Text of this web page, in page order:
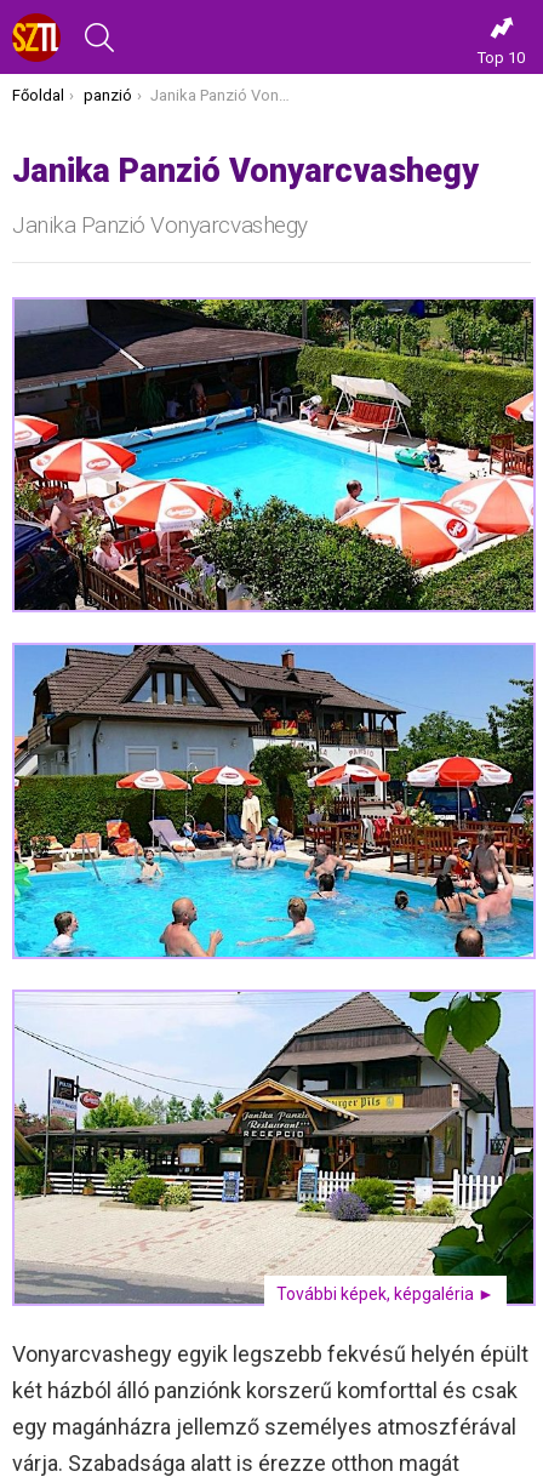
Top 10
Itt vagy most:
Főoldal panzió Janika Panzió Vonyarcvashegy
Janika Panzió Vonyarcvashegy
Janika Panzió Vonyarcvashegy
További képek, képgaléria ►
Vonyarcvashegy egyik legszebb fekvésű helyén épült
két házból álló panziónk korszerű komforttal és csak
egy magánházra jellemző személyes atmoszférával
várja. Szabadsága alatt is érezze otthon magát